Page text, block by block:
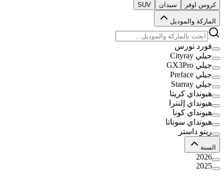
كروس اوفر سيدان SUV
الماركة والموديل
فورد تورس
جيلي Cityray
جيلي GX3Pro
جيلي Preface
جيلي Starray
هيونداي كريتا
هيونداي إلنترا
هيونداي كونا
هيونداي سوناتا
رينو داستر
السنة
2026
2025